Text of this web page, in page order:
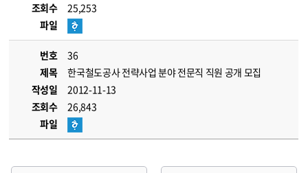
조회수
25,253
파일
번호
36
제목
한국철도공사 전략사업 분야 전문직 직원 공개 모집
작성일
2012-11-13
조회수
26,843
파일